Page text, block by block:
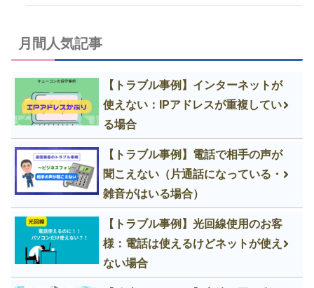
月間人気記事
【トラブル事例】インターネットが
使えない：IPアドレスが重複してい
る場合
【トラブル事例】電話で相手の声が
聞こえない（片通話になっている・
雑音がはいる場合）
【トラブル事例】光回線使用のお客
様：電話は使えるけどネットが使え
ない場合